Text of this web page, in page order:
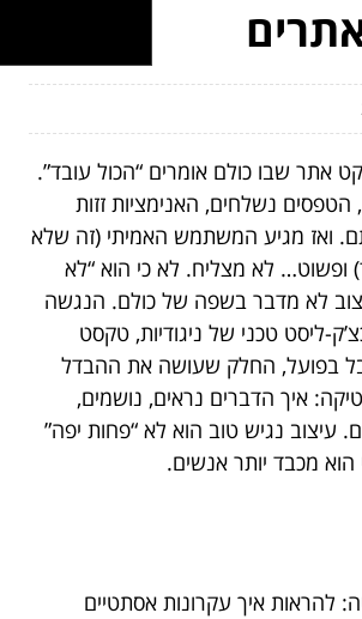
אתר שבו כולם אומרים “הכול עובד”.
הטפסים נשלחים, האנימציות זזות
ואז מגיע המשתמש האמיתי (זה שלא
ופשוט… לא מצליח. לא כי הוא “לא
לא מדבר בשפה של כולם. הנגשה
ליסט טכני של ניגודיות, טקסט
בפועל, החלק שעושה את ההבדל
איך הדברים נראים, נושמים,
עיצוב נגיש טוב הוא לא “פחות יפה”
הוא מכבד יותר אנשים.
להראות איך עקרונות אסתטיים